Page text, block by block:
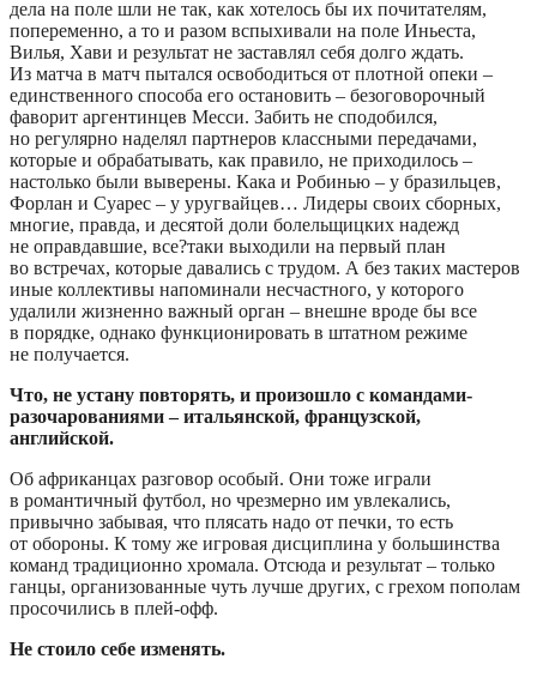
дела на поле шли не так, как хотелось бы их почитателям,
попеременно, а то и разом вспыхивали на поле Иньеста,
Вилья, Хави и результат не заставлял себя долго ждать.
Из матча в матч пытался освободиться от плотной опеки –
единственного способа его остановить – безоговорочный
фаворит аргентинцев Месси. Забить не сподобился,
но регулярно наделял партнеров классными передачами,
которые и обрабатывать, как правило, не приходилось –
настолько были выверены. Кака и Робинью – у бразильцев,
Форлан и Суарес – у уругвайцев… Лидеры своих сборных,
многие, правда, и десятой доли болельщицких надежд
не оправдавшие, все?таки выходили на первый план
во встречах, которые давались с трудом. А без таких мастеров
иные коллективы напоминали несчастного, у которого
удалили жизненно важный орган – внешне вроде бы все
в порядке, однако функционировать в штатном режиме
не получается.
Что, не устану повторять, и произошло с командами-
разочарованиями – итальянской, французской,
английской.
Об африканцах разговор особый. Они тоже играли
в романтичный футбол, но чрезмерно им увлекались,
привычно забывая, что плясать надо от печки, то есть
от обороны. К тому же игровая дисциплина у большинства
команд традиционно хромала. Отсюда и результат – только
ганцы, организованные чуть лучше других, с грехом пополам
просочились в плей-офф.
Не стоило себе изменять.